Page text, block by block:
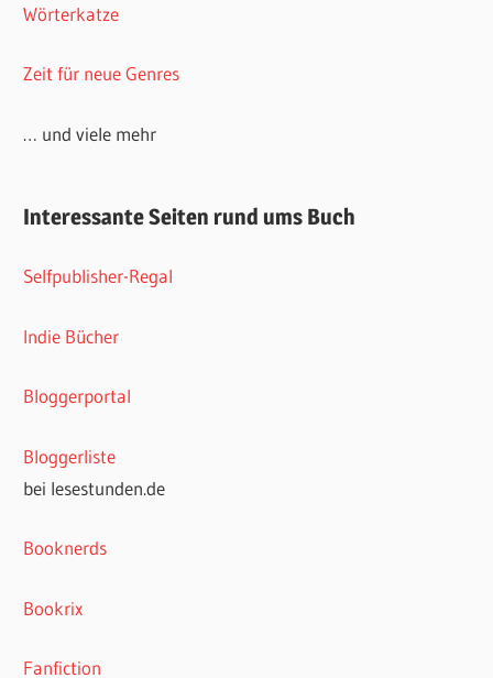
Wörterkatze
Zeit für neue Genres
… und viele mehr
Interessante Seiten rund ums Buch
Selfpublisher-Regal
Indie Bücher
Bloggerportal
Bloggerliste
bei lesestunden.de
Booknerds
Bookrix
Fanfiction